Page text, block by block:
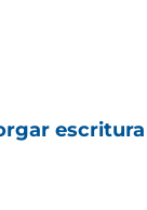
escritura